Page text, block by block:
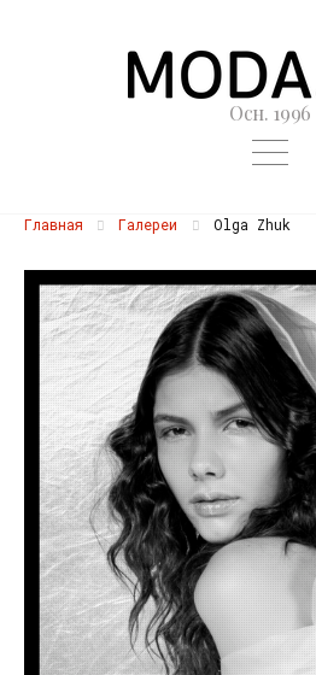
Осн. 1996
Главная Галереи Olga Zhuk